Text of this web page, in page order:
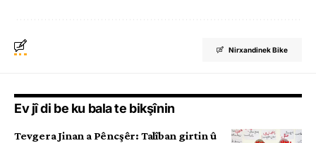
Nirxandinek Bike
Ev jî di be ku bala te bikşînin
Tevgera Jinan a Pêncşêr: Talîban girtin û